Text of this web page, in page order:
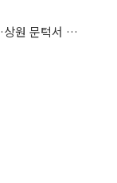
美 클래리티 법안 연내 통과 가능성 13%…상원 문턱서 제동